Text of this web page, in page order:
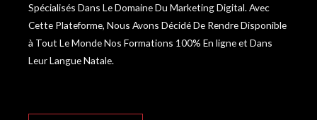
Spécialisés Dans Le Domaine Du Marketing Digital. Avec
Cette Plateforme, Nous Avons Décidé De Rendre Disponible
à Tout Le Monde Nos Formations 100% En ligne et Dans
Leur Langue Natale.